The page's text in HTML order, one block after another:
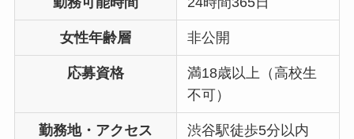
女性年齢層 非公開
応募資格
満18歳以上（高校生
不可）
勤務地・アクセス 渋谷駅徒歩5分以内